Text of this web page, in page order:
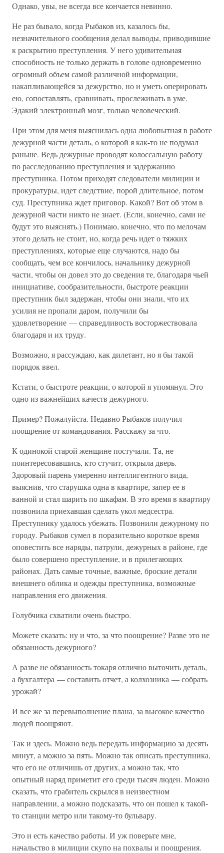
Однако, увы, не всегда все кончается невинно.
Не раз бывало, когда Рыбаков из, казалось бы,
незначительного сообщения делал выводы, приводившие
к раскрытию преступления. У него удивительная
способность не только держать в голове одновременно
огромный объем самой различной информации,
накапливающейся за дежурство, но и уметь оперировать
ею, сопоставлять, сравнивать, прослеживать в уме.
Эдакий электронный мозг, только человеческий.
При этом для меня выяснилась одна любопытная в работе
дежурной части деталь, о которой я как-то не подумал
раньше. Ведь дежурные проводят колоссальную работу
по расследованию преступления и задержанию
преступника. Потом приходят следователи милиции и
прокуратуры, идет следствие, порой длительное, потом
суд. Преступника ждет приговор. Какой? Вот об этом в
дежурной части никто не знает. (Если, конечно, сами не
будут это выяснять.) Понимаю, конечно, что по мелочам
этого делать не стоит, но, когда речь идет о тяжких
преступлениях, которые еще случаются, надо бы
сообщать, чем все кончилось, начальнику дежурной
части, чтобы он довел это до сведения те, благодаря чьей
инициативе, сообразительности, быстроте реакции
преступник был задержан, чтобы они знали, что их
усилия не пропали даром, получили бы
удовлетворение — справедливость восторжествовала
благодаря и их труду.
Возможно, я рассуждаю, как дилетант, но я бы такой
порядок ввел.
Кстати, о быстроте реакции, о которой я упомянул. Это
одно из важнейших качеств дежурного.
Пример? Пожалуйста. Недавно Рыбаков получил
поощрение от командования. Расскажу за что.
К одинокой старой женщине постучали. Та, не
поинтересовавшись, кто стучит, открыла дверь.
Здоровый парень умеренно интеллигентного вида,
выяснив, что старушка одна в квартире, запер ее в
ванной и стал шарить по шкафам. В это время в квартиру
позвонила приехавшая сделать укол медсестра.
Преступнику удалось убежать. Позвонили дежурному по
городу. Рыбаков сумел в поразительно короткое время
оповестить все наряды, патрули, дежурных в районе, где
было совершено преступление, и в прилегающих
районах. Дать самые точные, важные, броские детали
внешнего облика и одежды преступника, возможные
направления его движения.
Голубчика схватили очень быстро.
Можете сказать: ну и что, за что поощрение? Разве это не
обязанность дежурного?
А разве не обязанность токаря отлично выточить деталь,
а бухгалтера — составить отчет, а колхозника — собрать
урожай?
И все же за перевыполнение плана, за высокое качество
людей поощряют.
Так и здесь. Можно ведь передать информацию за десять
минут, а можно за пять. Можно так описать преступника,
что его не отличишь от других, а можно так, что
опытный наряд приметит его среди тысяч люден. Можно
сказать, что грабитель скрылся в неизвестном
направлении, а можно подсказать, что он пошел к такой-
то станции метро или такому-то бульвару.
Это и есть качество работы. И уж поверьте мне,
начальство в милиции скупо на похвалы и поощрения.